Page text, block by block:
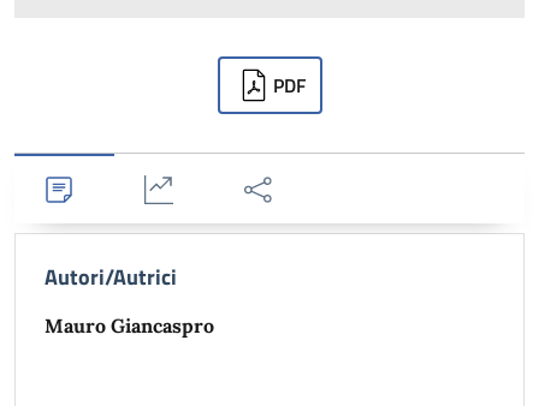
PDF
Dettagli Statistiche Condividi
Autori/Autrici
Mauro Giancaspro